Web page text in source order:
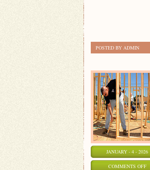
POSTED BY ADMIN
JANUARY - 4 - 2026
COMMENTS OFFON